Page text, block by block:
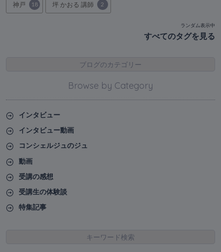
神戸 18 坪 かおる 講師 2
ランダム表示中
すべてのタグを見る
ブログのカテゴリー
Browse by Category
インタビュー
インタビュー動画
コンシェルジュのジュ
動画
受講の感想
受講生の体験談
特集記事
キーワード検索